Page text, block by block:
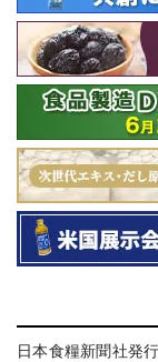
日本食糧新聞社発